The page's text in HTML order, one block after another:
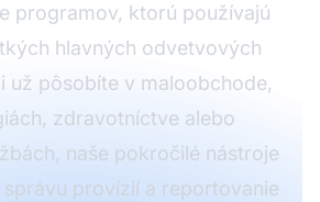
programov, ktorú používajú
hlavných odvetvových
už pôsobíte v maloobchode,
zdravotníctve alebo
naše pokročilé nástroje
správu provízií a reportovanie